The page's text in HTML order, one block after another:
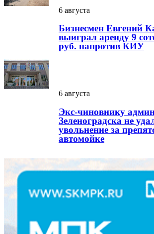
6 августа
Бизнесмен Евгений
выиграл аренду 9
руб. напротив КИУ
6 августа
Экс-чиновнику
Зеленоградска не
увольнение за
автомойке